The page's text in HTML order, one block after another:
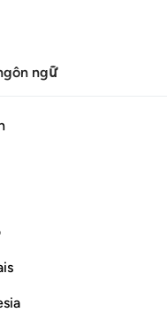
ngữ
giải, bản ghi âm, nghĩa từng từ và
danh Allah - Đấng Rất Mực